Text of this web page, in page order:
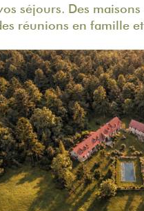
séjours. Des maisons
réunions en famille et